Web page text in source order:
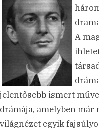
A
jelentősebb ismert
drámája, amelyben
világnézet egyik